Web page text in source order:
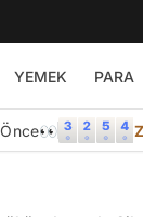
YEMEK PARA
Önce👀